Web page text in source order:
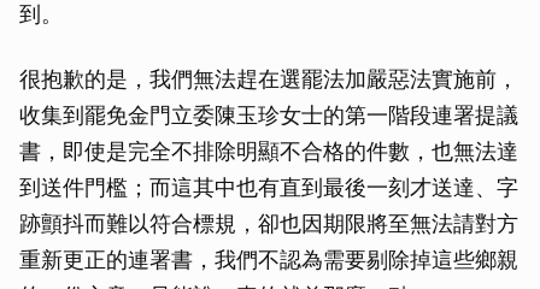
到。
很抱歉的是，我們無法趕在選罷法加嚴惡法實施前，
收集到罷免金門立委陳玉珍女士的第一階段連署提議
書，即使是完全不排除明顯不合格的件數，也無法達
到送件門檻；而這其中也有直到最後一刻才送達、字
跡顫抖而難以符合標規，卻也因期限將至無法請對方
重新更正的連署書，我們不認為需要剔除掉這些鄉親